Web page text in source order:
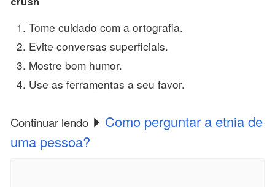
Tome cuidado com a ortografia.
Evite conversas superficiais.
Mostre bom humor.
Use as ferramentas a seu favor.
Continuar lendo
Como perguntar a etnia de
uma pessoa?